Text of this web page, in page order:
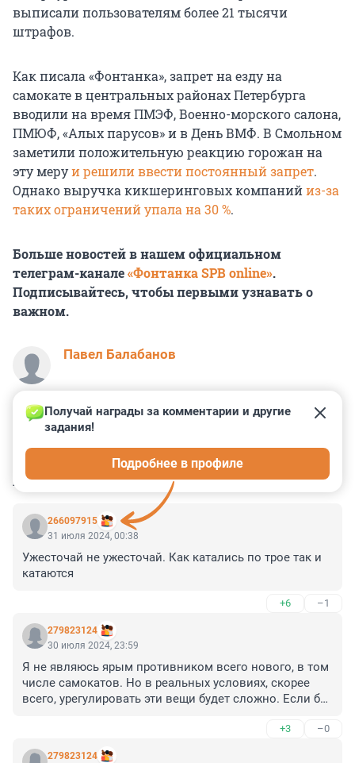
выписали пользователям более 21 тысячи
штрафов.
Как писала «Фонтанка», запрет на езду на
самокате в центральных районах Петербурга
вводили на время ПМЭФ, Военно-морского салона,
ПМЮФ, «Алых парусов» и в День ВМФ. В Смольном
заметили положительную реакцию горожан на
эту меруи решили ввести постоянный запрет.
Однако выручка кикшеринговых компанийиз-за
таких ограничений упала на 30 %.
Больше новостей в нашем официальном
телеграм-канале«Фонтанка SPB online».
Подписывайтесь, чтобы первыми узнавать о
важном.
Павел Балабанов
КОММЕНТАРИИ 23
266097915
Получай награды за комментарии и другие
задания!
Подробнее в профиле
31 июля 2024, 00:38
Ужесточай не ужесточай. Как катались по трое так и
катаются
+6 –1
279823124
30 июля 2024, 23:59
Я не являюсь ярым противником всего нового, в том
числе самокатов. Но в реальных условиях, скорее
всего, урегулировать эти вещи будет сложно. Если бы
количестве для самокатов. Тем более так сразу, это
время нужно их построить.
+3 –0
279823124